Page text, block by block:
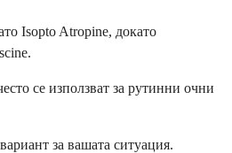
Isopto Atropine, докато
се използват за рутинни очни
за вашата ситуация.